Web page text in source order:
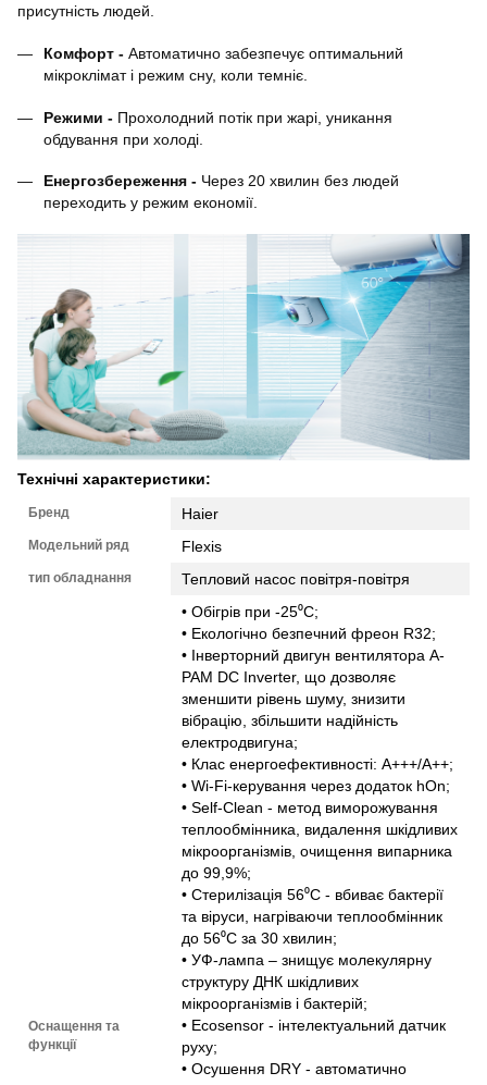
присутність людей.
Комфорт - Автоматично забезпечує оптимальний
мікроклімат і режим сну, коли темніє.
Режими - Прохолодний потік при жарі, уникання
обдування при холоді.
Енергозбереження - Через 20 хвилин без людей
переходить у режим економії.
Технічні характеристики:
Бренд Haier
Модельний ряд Flexis
тип обладнання Тепловий насос повітря-повітря
Оснащення та
функції
• Обігрів при -25⁰С;
• Екологічно безпечний фреон R32;
• Інверторний двигун вентилятора A-
PAM DC Inverter, що дозволяє
зменшити рівень шуму, знизити
вібрацію, збільшити надійність
електродвигуна;
• Клас енергоефективності: А+++/А++;
• Wi-Fi-керування через додаток hOn;
• Self-Сlean - метод виморожування
теплообмінника, видалення шкідливих
мікроорганізмів, очищення випарника
до 99,9%;
• Стерилізація 56⁰С - вбиває бактерії
та віруси, нагріваючи теплообмінник
до 56⁰С за 30 хвилин;
• УФ-лампа – знищує молекулярну
структуру ДНК шкідливих
мікроорганізмів і бактерій;
• Ecosensor - інтелектуальний датчик
руху;
• Осушення DRY - автоматично